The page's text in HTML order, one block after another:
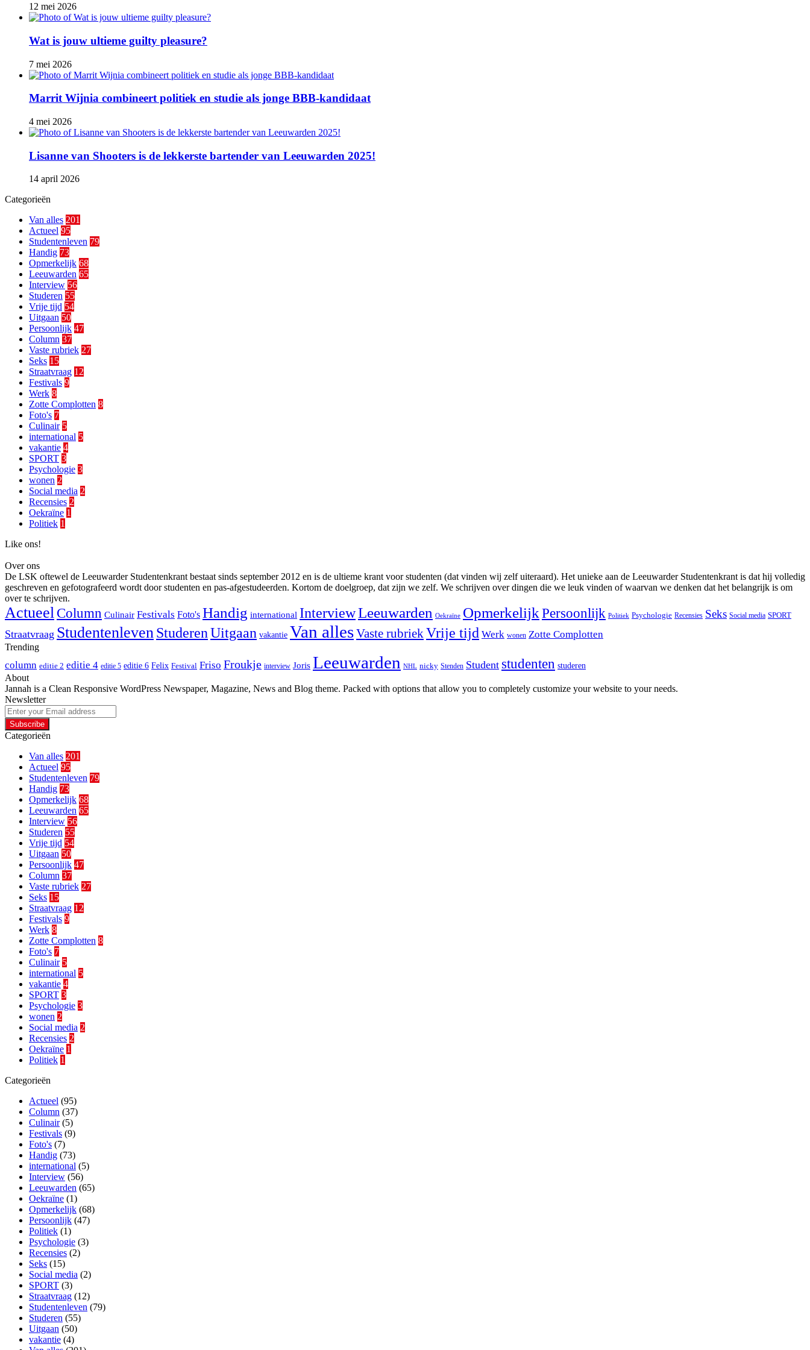
12 mei 2026
Wat is jouw ultieme guilty pleasure?
7 mei 2026
Marrit Wijnia combineert politiek en studie als jonge BBB‑kandidaat
4 mei 2026
Lisanne van Shooters is de lekkerste bartender van Leeuwarden 2025!
14 april 2026
Categorieën
Van alles 201
Actueel 95
Studentenleven 79
Handig 73
Opmerkelijk 68
Leeuwarden 65
Interview 56
Studeren 55
Vrije tijd 54
Uitgaan 50
Persoonlijk 47
Column 37
Vaste rubriek 27
Seks 15
Straatvraag 12
Festivals 9
Werk 8
Zotte Complotten 8
Foto's 7
Culinair 5
international 5
vakantie 4
SPORT 3
Psychologie 3
wonen 2
Social media 2
Recensies 2
Oekraïne 1
Politiek 1
Like ons!
Over ons
De LSK oftewel de Leeuwarder Studentenkrant bestaat sinds september 2012 en is de ultieme krant voor studenten (dat vinden wij zelf uiteraard). Het unieke aan de Leeuwarder Studentenkrant is dat hij volledig
geschreven en gefotografeerd wordt door studenten en pas-afgestudeerden. Kortom de doelgroep, dat zijn we zelf. We schrijven over dingen die we leuk vinden of waarvan we denken dat het belangrijk is om
over te schrijven.
Actueel Column Culinair Festivals Foto's Handig international InterviewLeeuwarden Oekraïne OpmerkelijkPersoonlijk Politiek Psychologie Recensies Seks Social media SPORT
Straatvraag StudentenlevenStuderenUitgaan vakantie Van allesVaste rubriekVrije tijd Werk wonen Zotte Complotten
Trending
column editie 2 editie 4 editie 5 editie 6 Felix Festival Friso Froukje interview Joris Leeuwarden NHL nicky Stenden Student studenten studeren
About
Jannah is a Clean Responsive WordPress Newspaper, Magazine, News and Blog theme. Packed with options that allow you to completely customize your website to your needs.
Newsletter
Enter
your
Email
address
Categorieën
Van alles 201
Actueel 95
Studentenleven 79
Handig 73
Opmerkelijk 68
Leeuwarden 65
Interview 56
Studeren 55
Vrije tijd 54
Uitgaan 50
Persoonlijk 47
Column 37
Vaste rubriek 27
Seks 15
Straatvraag 12
Festivals 9
Werk 8
Zotte Complotten 8
Foto's 7
Culinair 5
international 5
vakantie 4
SPORT 3
Psychologie 3
wonen 2
Social media 2
Recensies 2
Oekraïne 1
Politiek 1
Categorieën
Actueel (95)
Column (37)
Culinair(5)
Festivals (9)
Foto's (7)
Handig (73)
international (5)
Interview (56)
Leeuwarden (65)
Oekraïne (1)
Opmerkelijk (68)
Persoonlijk (47)
Politiek (1)
Psychologie (3)
Recensies (2)
Seks (15)
Social media (2)
SPORT (3)
Straatvraag (12)
Studentenleven (79)
Studeren (55)
Uitgaan (50)
vakantie (4)